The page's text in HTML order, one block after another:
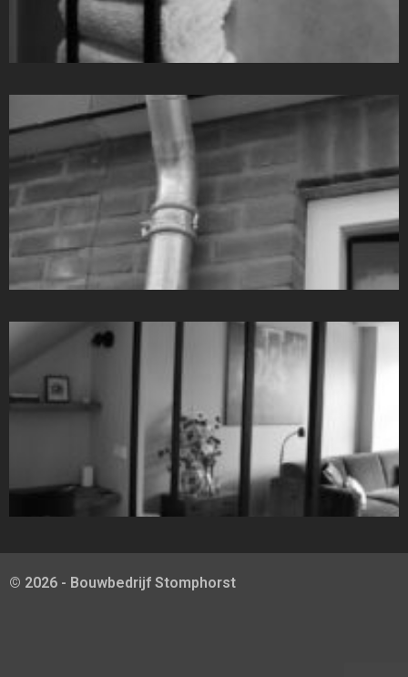
© 2026 - Bouwbedrijf Stomphorst